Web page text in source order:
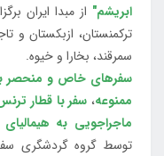
ابریشم" از مبدا ایران
ترکمنستان، ازبکستان و
سمرقند، بخارا و خیوه.
سفرهای خاص و منحصر
ممنوعه، سفر با قطار
ماجراجویی به
توسط گروه گردشگری